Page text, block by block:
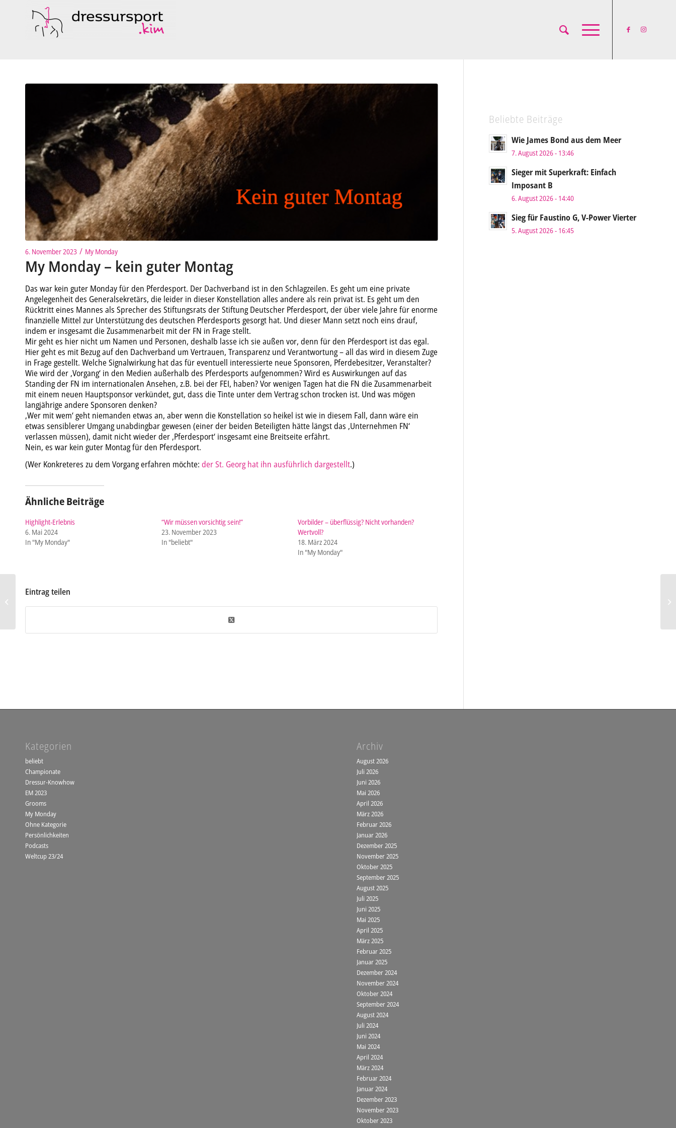
6. November 2023 / My Monday
My Monday – kein guter Montag
Das war kein guter Monday für den Pferdesport. Der Dachverband ist in den Schlagzeilen. Es geht um eine private
Angelegenheit des Generalsekretärs, die leider in dieser Konstellation alles andere als rein privat ist. Es geht um den
Rücktritt eines Mannes als Sprecher des Stiftungsrats der Stiftung Deutscher Pferdesport, der über viele Jahre für enorme
finanzielle Mittel zur Unterstützung des deutschen Pferdesports gesorgt hat. Und dieser Mann setzt noch eins drauf,
indem er insgesamt die Zusammenarbeit mit der FN in Frage stellt.
Mir geht es hier nicht um Namen und Personen, deshalb lasse ich sie außen vor, denn für den Pferdesport ist das egal.
Hier geht es mit Bezug auf den Dachverband um Vertrauen, Transparenz und Verantwortung – all das wird in diesem Zuge
in Frage gestellt. Welche Signalwirkung hat das für eventuell interessierte neue Sponsoren, Pferdebesitzer, Veranstalter?
Wie wird der ‚Vorgang‘ in den Medien außerhalb des Pferdesports aufgenommen? Wird es Auswirkungen auf das
Standing der FN im internationalen Ansehen, z.B. bei der FEI, haben? Vor wenigen Tagen hat die FN die Zusammenarbeit
mit einem neuen Hauptsponsor verkündet, gut, dass die Tinte unter dem Vertrag schon trocken ist. Und was mögen
langjährige andere Sponsoren denken?
‚Wer mit wem‘ geht niemanden etwas an, aber wenn die Konstellation so heikel ist wie in diesem Fall, dann wäre ein
etwas sensiblerer Umgang unabdingbar gewesen (einer der beiden Beteiligten hätte längst das ‚Unternehmen FN‘
verlassen müssen), damit nicht wieder der ‚Pferdesport‘ insgesamt eine Breitseite erfährt.
Nein, es war kein guter Montag für den Pferdesport.
(Wer Konkreteres zu dem Vorgang erfahren möchte: der St. Georg hat ihn ausführlich dargestellt.)
Ähnliche Beiträge
Highlight-Erlebnis
6. Mai 2024
In "My Monday"
“Wir müssen vorsichtig sein!”
23. November 2023
In "beliebt"
Vorbilder – überflüssig? Nicht vorhanden?
Wertvoll?
18. März 2024
In "My Monday"
Eintrag teilen
Beliebte Beiträge
Wie James Bond aus dem Meer
7. August 2026 - 13:46
Sieger mit Superkraft: Einfach
Imposant B
6. August 2026 - 14:40
Sieg für Faustino G, V-Power Vierter
5. August 2026 - 16:45
Kategorien
beliebt
Championate
Dressur-Knowhow
EM 2023
Grooms
My Monday
Ohne Kategorie
Persönlichkeiten
Podcasts
Weltcup 23/24
Archiv
August 2026
Juli 2026
Juni 2026
Mai 2026
April 2026
März 2026
Februar 2026
Januar 2026
Dezember 2025
November 2025
Oktober 2025
September 2025
August 2025
Juli 2025
Juni 2025
Mai 2025
April 2025
März 2025
Februar 2025
Januar 2025
Dezember 2024
November 2024
Oktober 2024
September 2024
August 2024
Juli 2024
Juni 2024
Mai 2024
April 2024
März 2024
Februar 2024
Januar 2024
Dezember 2023
November 2023
Oktober 2023
Yara Reichert erneut mit
Doppelspitze